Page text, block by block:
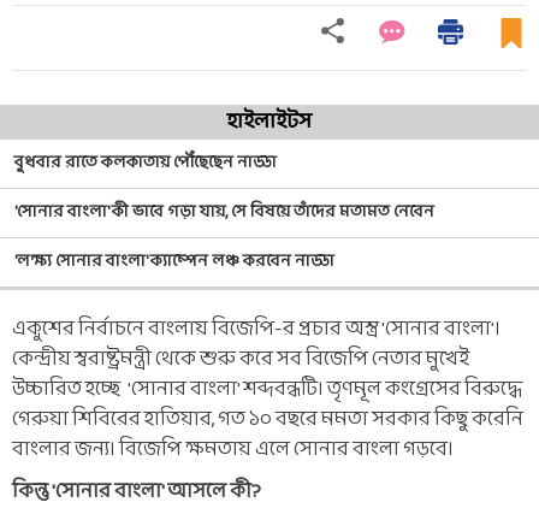
হাইলাইটস
বুধবার রাতে কলকাতায় পৌঁছেছেন নাড্ডা
'সোনার বাংলা' কী ভাবে গড়া যায়, সে বিষয়ে তাঁদের মতামত নেবেন
'লক্ষ্য সোনার বাংলা' ক্যাম্পেন লঞ্চ করবেন নাড্ডা
একুশের নির্বাচনে বাংলায় বিজেপি-র প্রচার অস্ত্র 'সোনার বাংলা'।
কেন্দ্রীয় স্বরাষ্ট্রমন্ত্রী থেকে শুরু করে সব বিজেপি নেতার মুখেই
উচ্চারিত হচ্ছে 'সোনার বাংলা' শব্দবন্ধটি। তৃণমূল কংগ্রেসের বিরুদ্ধে
গেরুয়া শিবিরের হাতিয়ার, গত ১০ বছরে মমতা সরকার কিছু করেনি
বাংলার জন্য। বিজেপি ক্ষমতায় এলে সোনার বাংলা গড়বে।
কিন্তু 'সোনার বাংলা' আসলে কী?